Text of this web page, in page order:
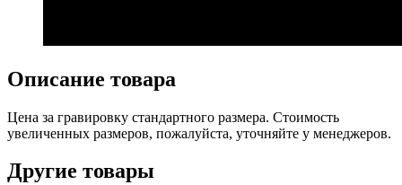
Описание товара
Цена за гравировку стандартного размера. Стоимость
увеличенных размеров, пожалуйста, уточняйте у менеджеров.
Другие товары